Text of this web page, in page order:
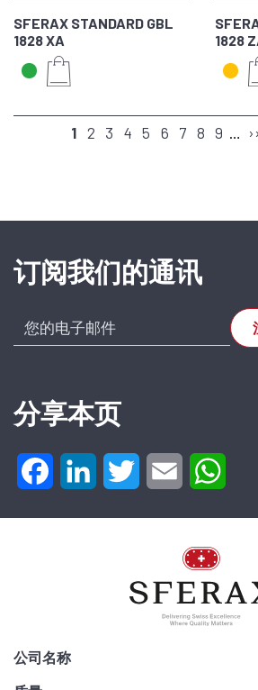
SFERAX STANDARD GBL
1828 XA
1828
页
1 页
2
页
3
页
4 页
5
页
6
页
7 页
8 页
9 … 下
››
订阅我们的通讯
分享本页
FacebookLinkedIn Twitter Email
公司名称